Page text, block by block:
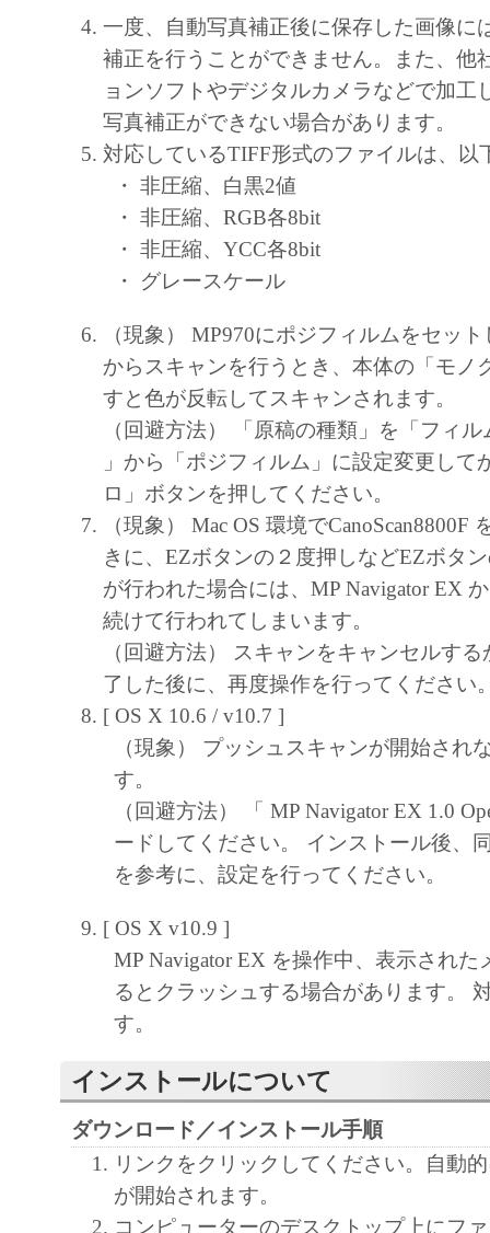
一部を、直接または間接に輸出しては
一度、自動写真補正後に保存した画像に
補正を行うことができません。また、他
ョンソフトやデジタルカメラなどで加工
写真補正ができない場合があります。
対応しているTIFF形式のファイルは、以
・ 非圧縮、白黒2値
・ 非圧縮、RGB各8bit
・ 非圧縮、YCC各8bit
・ グレースケール
（現象） MP970にポジフィルムをセッ
からスキャンを行うとき、本体の「モノ
すと色が反転してスキャンされます。
（回避方法） 「原稿の種類」を「フィ
」から「ポジフィルム」に設定変更して
ロ」ボタンを押してください。
（現象） Mac OS 環境でCanoScan8800F
きに、EZボタンの２度押しなどEZボタ
が行われた場合には、MP Navigator EX
続けて行われてしまいます。
（回避方法） スキャンをキャンセルす
了した後に、再度操作を行ってください
[ OS X 10.6 / v10.7 ]
（現象） プッシュスキャンが開始され
す。
（回避方法） 「 MP Navigator EX 1.0
ードしてください。 インストール後、
を参考に、設定を行ってください。
[ OS X v10.9 ]
MP Navigator EX を操作中、表示された
るとクラッシュする場合があります。
す。
インストールについて
ダウンロード／インストール手順
リンクをクリックしてください。自動
が開始されます。
コンピューターのデスクトップ上にフ